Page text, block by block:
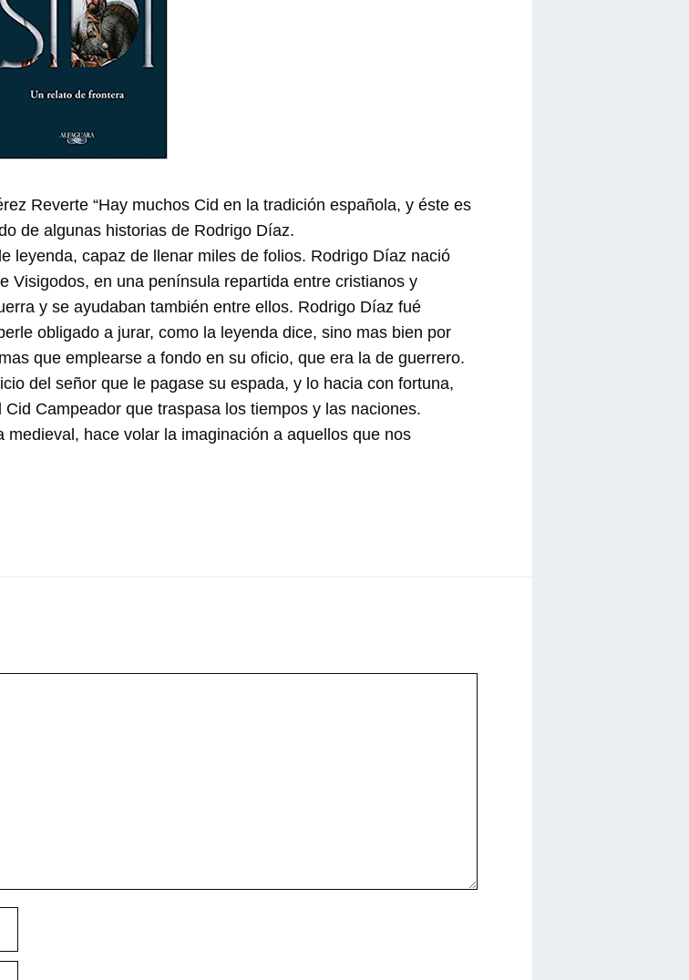
Reverte “Hay muchos Cid en la tradición española, y éste es
de algunas historias de Rodrigo Díaz.
leyenda, capaz de llenar miles de folios. Rodrigo Díaz nació
Visigodos, en una península repartida entre cristianos y
y se ayudaban también entre ellos. Rodrigo Díaz fué
obligado a jurar, como la leyenda dice, sino mas bien por
que emplearse a fondo en su oficio, que era la de guerrero.
del señor que le pagase su espada, y lo hacia con fortuna,
Campeador que traspasa los tiempos y las naciones.
hace volar la imaginación a aquellos que nos